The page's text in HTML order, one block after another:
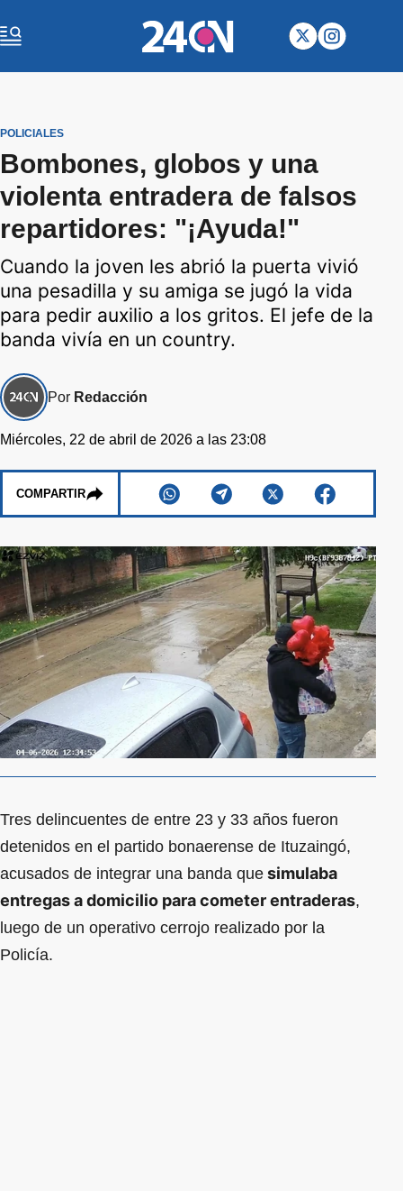
POLICIALES
Bombones, globos y una
violenta entradera de falsos
repartidores: "¡Ayuda!"
Cuando la joven les abrió la puerta vivió
una pesadilla y su amiga se jugó la vida
para pedir auxilio a los gritos. El jefe de la
banda vivía en un country.
Por Redacción
Miércoles, 22 de abril de 2026 a las 23:08
COMPARTIR
Tres delincuentes de entre 23 y 33 años fueron
detenidos en el partido bonaerense de Ituzaingó,
acusados de integrar una banda que simulaba
entregas a domicilio para cometer entraderas,
luego de un operativo cerrojo realizado por la
Policía.